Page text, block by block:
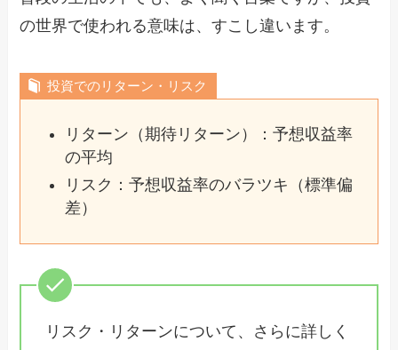
の世界で使われる意味は、すこし違います。
投資でのリターン・リスク
リターン（期待リターン）：予想収益率
の平均
リスク：予想収益率のバラツキ（標準偏
差）
リスク・リターンについて、さらに詳しく